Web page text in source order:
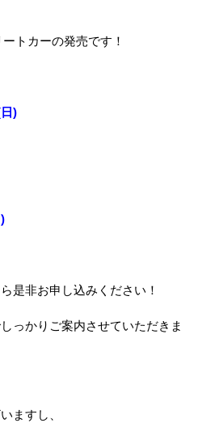
トカーの発売です！
)
是非お申し込みください！
っかりご案内させていただきま
ますし、